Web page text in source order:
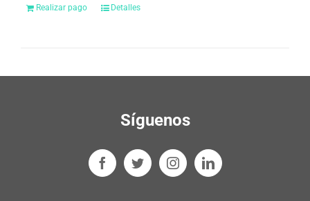
Realizar pago Detalles
Síguenos